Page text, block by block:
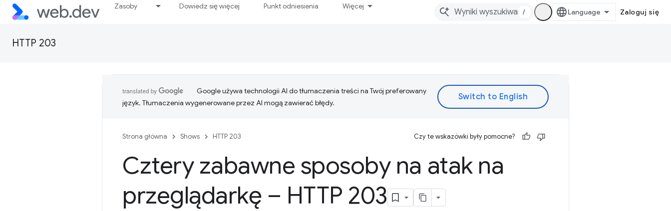
Zasoby Dowiedz się więcej Punkt odniesienia Więcej
/ Zaloguj się
HTTP 203
Google używa technologii AI do tłumaczenia treści na Twój preferowany
język. Tłumaczenia wygenerowane przez AI mogą zawierać błędy.
Strona główna Shows HTTP 203 Czy te wskazówki były pomocne?
Cztery zabawne sposoby na atak na
przeglądarkę – HTTP 203